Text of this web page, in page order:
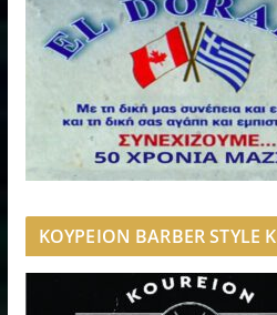
ΚΟΥΡΕΙΟΝ BARBER STYLE